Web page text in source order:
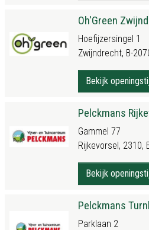
Oh'Green
Hoefijzersingel 1
Zwijndrecht, B-
Bekijk
Pelckmans
Gammel 77
Rijkevorsel, 2310,
Bekijk
Pelckmans
Parklaan 2